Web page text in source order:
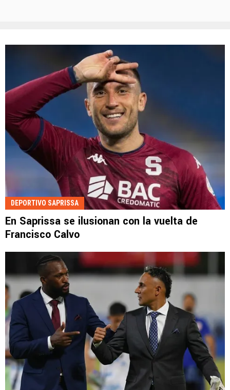
DEPORTIVO SAPRISSA
En Saprissa se ilusionan con la vuelta de
Francisco Calvo